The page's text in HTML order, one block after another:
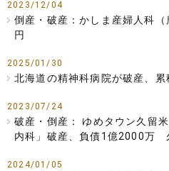
2023/12/04
倒産・破産：かしま産婦人科
円
2025/01/30
北海道の精神科病院が破産、
2023/07/24
破産・倒産： ゆめタウン久留
内科」破産、負債1億2000万
2024/01/05